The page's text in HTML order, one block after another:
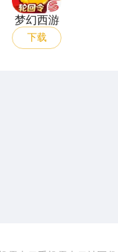
梦幻西游
下载